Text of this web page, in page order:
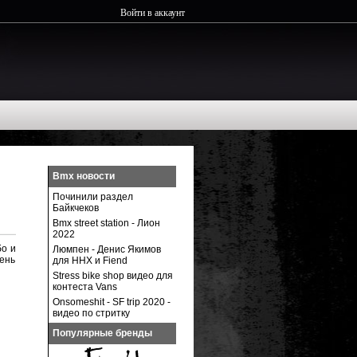
Войти в аккаунт
и
Bmx новости
Починили раздел
Байкчеков
Bmx street station - Лион
2022
Люмпен - Денис Якимов
для ННХ и Fiend
Stress bike shop видео для
контеста Vans
Onsomeshit - SF trip 2020 -
видео по стритку
Популярные бренды